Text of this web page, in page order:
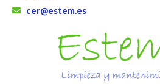
cer@estem.es